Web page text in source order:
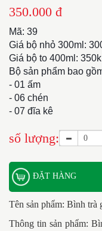
350.000 đ
Mã: 39
Giá bộ nhỏ 300ml:
Giá bộ to 400ml: 350k
Bộ sản phẩm bao
- 01 ấm
- 06 chén
- 07 đĩa kê
số lượng:
ĐẶT HÀNG
Tên sản phẩm: Bình trà
Thông tin sản phẩm: